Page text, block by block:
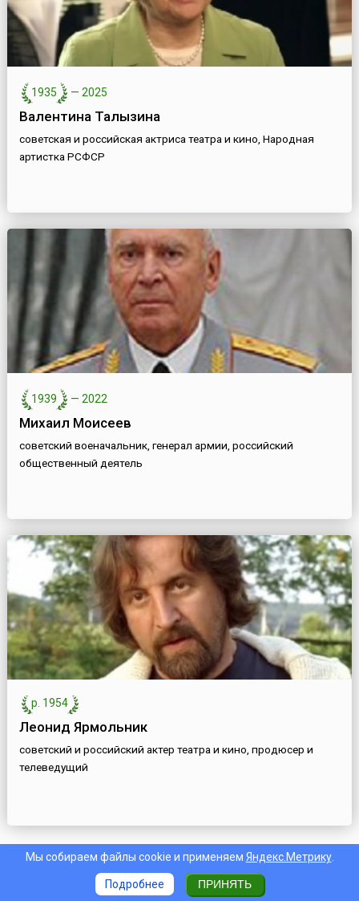
1935 — 2025
Валентина Талызина
советская и российская актриса театра и кино, Народная
артистка РСФСР
1939 — 2022
Михаил Моисеев
советский военачальник, генерал армии, российский
общественный деятель
р. 1954
Леонид Ярмольник
советский и российский актер театра и кино, продюсер и
телеведущий
Ближайшие дни компаний
Мы собираем файлы cookie и применяем Яндекс.Метрику.
Подробнее ПРИНЯТЬ